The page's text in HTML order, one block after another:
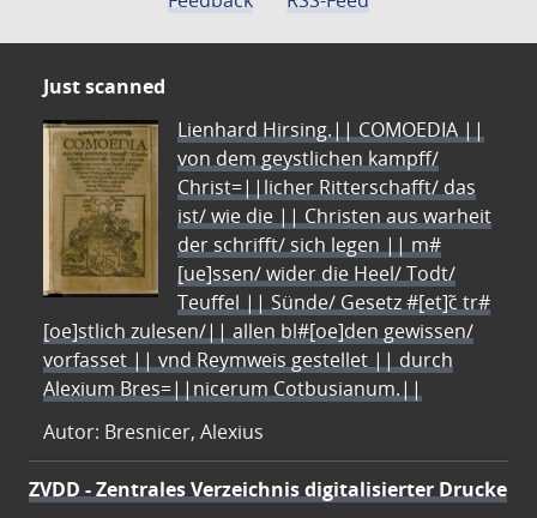
Just scanned
Lienhard Hirsing.|| COMOEDIA ||
von dem geystlichen kampff/
Christ=||licher Ritterschafft/ das
ist/ wie die || Christen aus warheit
der schrifft/ sich legen || m#
[ue]ssen/ wider die Heel/ Todt/
Teuffel || Sünde/ Gesetz #[et]c̃ tr#
[oe]stlich zulesen/|| allen bl#[oe]den gewissen/
vorfasset || vnd Reymweis gestellet || durch
Alexium Bres=||nicerum Cotbusianum.||
Autor: Bresnicer, Alexius
ZVDD - Zentrales Verzeichnis digitalisierter Drucke